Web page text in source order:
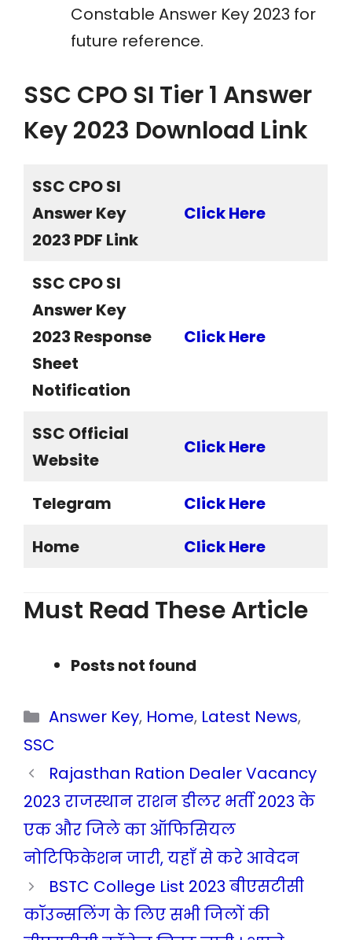
Constable Answer Key 2023 for
future reference.
SSC CPO SI Tier 1 Answer
Key 2023 Download Link
SSC CPO SI
Answer Key
2023 PDF Link
Click Here
SSC CPO SI
Answer Key
2023 Response
Sheet
Notification
Click Here
SSC Official
Website
Click Here
Telegram
Click Here
Home
Click Here
Must Read These Article
Posts not found
Categories
Answer Key, Home, Latest News,
SSC
Rajasthan Ration Dealer Vacancy
2023 राजस्थान राशन डीलर भर्ती 2023 के
एक और जिले का ऑफिसियल
नोटिफिकेशन जारी, यहाँ से करे आवेदन
BSTC College List 2023 बीएसटीसी
कॉउन्सलिंग के लिए सभी जिलों की